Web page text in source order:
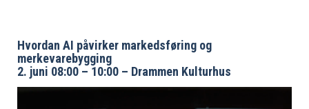
Hvordan AI påvirker markedsføring og
merkevarebygging
2. juni 08:00 – 10:00 – Drammen Kulturhus